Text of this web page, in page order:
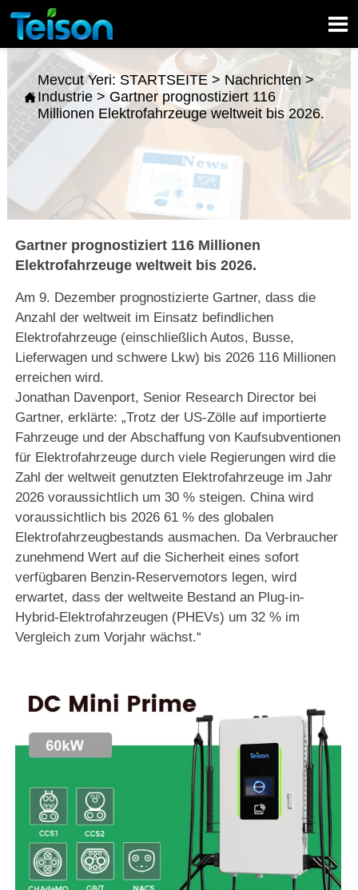


Mevcut Yeri: STARTSEITE>Nachrichten >
Industrie> Gartner prognostiziert 116
Millionen Elektrofahrzeuge weltweit bis 2026.
Gartner prognostiziert 116 Millionen
Elektrofahrzeuge weltweit bis 2026.
Am 9. Dezember prognostizierte Gartner, dass die
Anzahl der weltweit im Einsatz befindlichen
Elektrofahrzeuge (einschließlich Autos, Busse,
Lieferwagen und schwere Lkw) bis 2026 116 Millionen
erreichen wird.
Jonathan Davenport, Senior Research Director bei
Gartner, erklärte: „Trotz der US-Zölle auf importierte
Fahrzeuge und der Abschaffung von Kaufsubventionen
für Elektrofahrzeuge durch viele Regierungen wird die
Zahl der weltweit genutzten Elektrofahrzeuge im Jahr
2026 voraussichtlich um 30 % steigen. China wird
voraussichtlich bis 2026 61 % des globalen
Elektrofahrzeugbestands ausmachen. Da Verbraucher
zunehmend Wert auf die Sicherheit eines sofort
verfügbaren Benzin-Reservemotors legen, wird
erwartet, dass der weltweite Bestand an Plug-in-
Hybrid-Elektrofahrzeugen (PHEVs) um 32 % im
Vergleich zum Vorjahr wächst.“